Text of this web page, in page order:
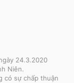
24.3.2020
Niên.
có sự chấp thuận